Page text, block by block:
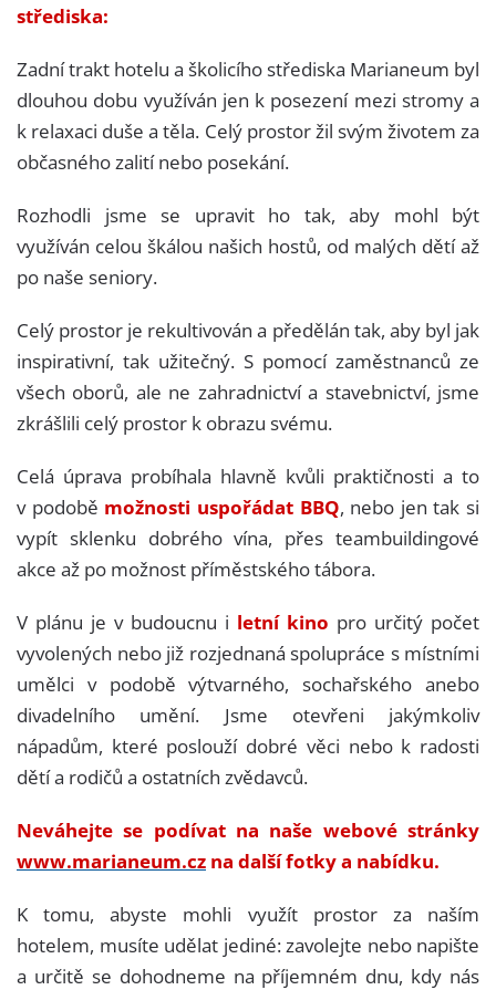
střediska:
Zadní trakt hotelu a školicího střediska Marianeum byl
dlouhou dobu využíván jen k posezení mezi stromy a
k relaxaci duše a těla. Celý prostor žil svým životem za
občasného zalití nebo posekání.
Rozhodli jsme se upravit ho tak, aby mohl být
využíván celou škálou našich hostů, od malých dětí až
po naše seniory.
Celý prostor je rekultivován a předělán tak, aby byl jak
inspirativní, tak užitečný. S pomocí zaměstnanců ze
všech oborů, ale ne zahradnictví a stavebnictví, jsme
zkrášlili celý prostor k obrazu svému.
Celá úprava probíhala hlavně kvůli praktičnosti a to
v podobě možnosti uspořádat BBQ, nebo jen tak si
vypít sklenku dobrého vína, přes teambuildingové
akce až po možnost příměstského tábora.
V plánu je v budoucnu i letní kino pro určitý počet
vyvolených nebo již rozjednaná spolupráce s místními
umělci v podobě výtvarného, sochařského anebo
divadelního umění. Jsme otevřeni jakýmkoliv
nápadům, které poslouží dobré věci nebo k radosti
dětí a rodičů a ostatních zvědavců.
Neváhejte se podívat na naše webové stránky
www.marianeum.cz na další fotky a nabídku.
K tomu, abyste mohli využít prostor za naším
hotelem, musíte udělat jediné: zavolejte nebo napište
a určitě se dohodneme na příjemném dnu, kdy nás